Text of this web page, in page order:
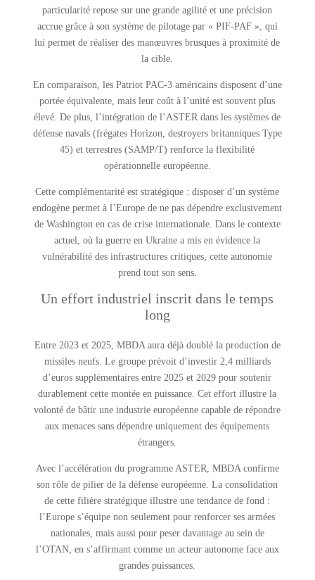
particularité repose sur une grande agilité et une précision
accrue grâce à son système de pilotage par « PIF-PAF », qui
lui permet de réaliser des manœuvres brusques à proximité de
la cible.
En comparaison, les Patriot PAC-3 américains disposent d’une
portée équivalente, mais leur coût à l’unité est souvent plus
élevé. De plus, l’intégration de l’ASTER dans les systèmes de
défense navals (frégates Horizon, destroyers britanniques Type
45) et terrestres (SAMP/T) renforce la flexibilité
opérationnelle européenne.
Cette complémentarité est stratégique : disposer d’un système
endogène permet à l’Europe de ne pas dépendre exclusivement
de Washington en cas de crise internationale. Dans le contexte
actuel, où la guerre en Ukraine a mis en évidence la
vulnérabilité des infrastructures critiques, cette autonomie
prend tout son sens.
Un effort industriel inscrit dans le temps
long
Entre 2023 et 2025, MBDA aura déjà doublé la production de
missiles neufs. Le groupe prévoit d’investir 2,4 milliards
d’euros supplémentaires entre 2025 et 2029 pour soutenir
durablement cette montée en puissance. Cet effort illustre la
volonté de bâtir une industrie européenne capable de répondre
aux menaces sans dépendre uniquement des équipements
étrangers.
Avec l’accélération du programme ASTER, MBDA confirme
son rôle de pilier de la défense européenne. La consolidation
de cette filière stratégique illustre une tendance de fond :
l’Europe s’équipe non seulement pour renforcer ses armées
nationales, mais aussi pour peser davantage au sein de
l’OTAN, en s’affirmant comme un acteur autonome face aux
grandes puissances.